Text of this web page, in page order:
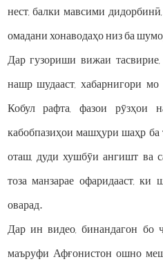
нест, балки мавсими
омадани хонаводаҳо низ ба
Дар гузориши вижаи
нашр шудааст, хабарнигори
Кобул рафта, фазои рӯзҳои
кабобпазиҳои машҳури шаҳр
оташ, дуди хушбӯи ангишт ва
тоза манзарае офаридааст,
оварад.
Дар ин видео, бинандагон бо
маъруфи Афғонистон ошно